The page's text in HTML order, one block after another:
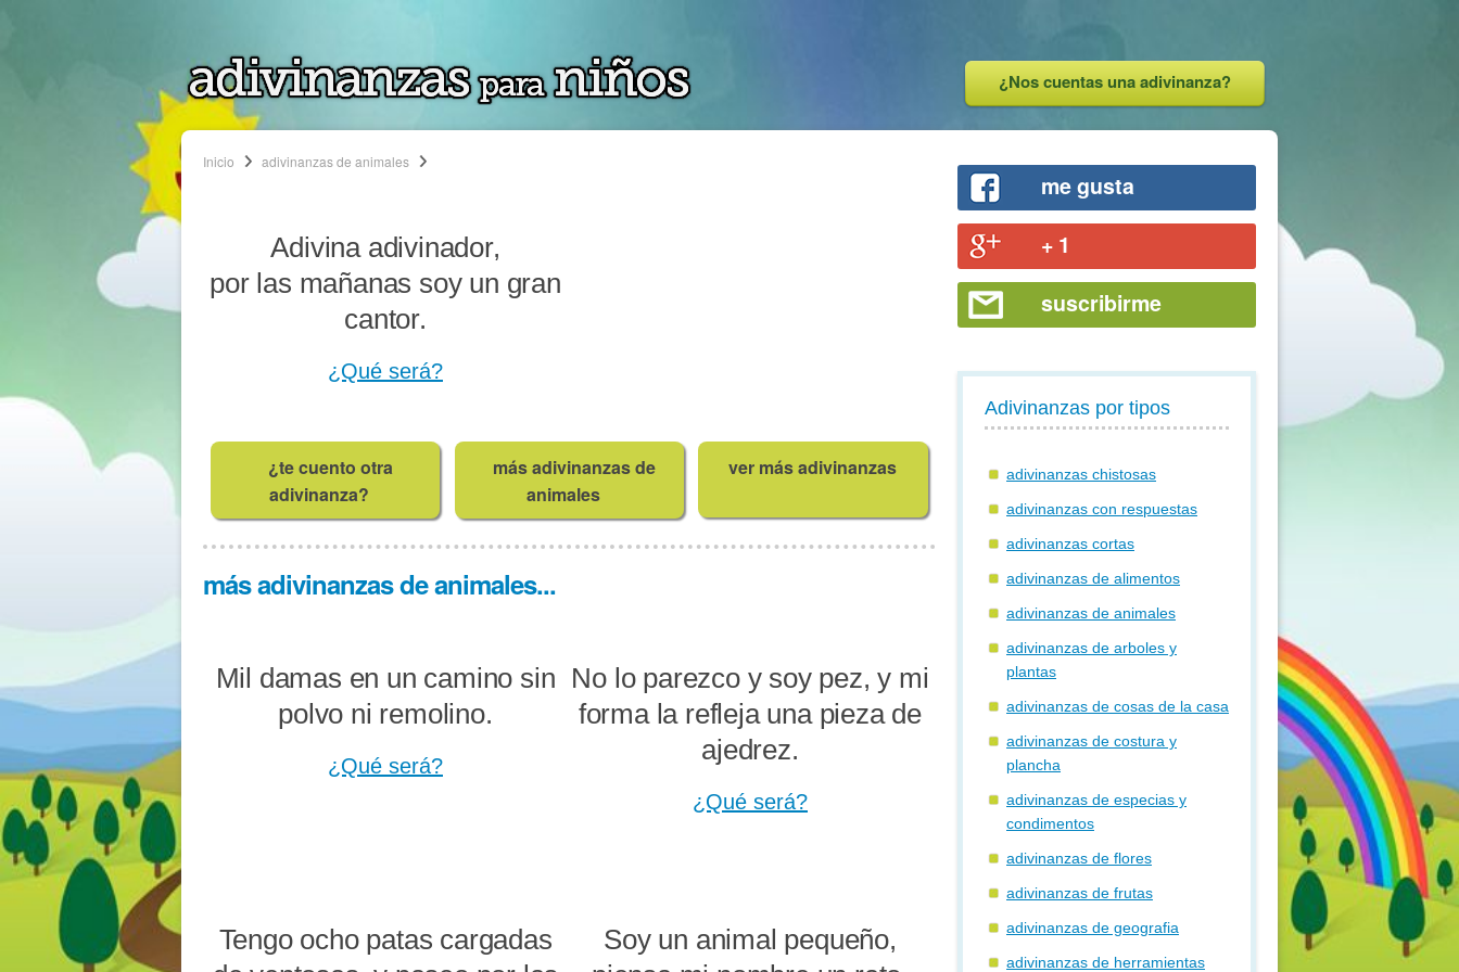
¿Nos cuentas una adivinanza?
Inicio adivinanzas de animales
Adivina adivinador,
por las mañanas soy un gran
cantor.
¿Qué será?
¿te cuento otra
adivinanza?
más adivinanzas de
animales
ver más adivinanzas
más adivinanzas de animales...
Mil damas en un camino sin
polvo ni remolino.
¿Qué será?
No lo parezco y soy pez, y mi
forma la refleja una pieza de
ajedrez.
¿Qué será?
Tengo ocho patas cargadas
Soy un animal pequeño,
me gusta
+ 1
suscribirme
Adivinanzas por tipos
adivinanzas chistosas
adivinanzas con respuestas
adivinanzas cortas
adivinanzas de alimentos
adivinanzas de animales
adivinanzas de arboles y
plantas
adivinanzas de cosas de la casa
adivinanzas de costura y
plancha
adivinanzas de especias y
condimentos
adivinanzas de flores
adivinanzas de frutas
adivinanzas de geografia
adivinanzas de herramientas